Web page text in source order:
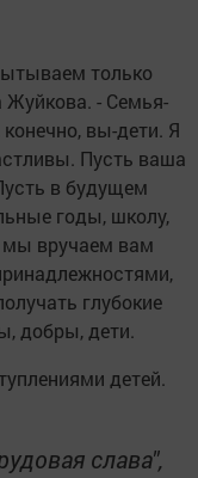
только
Жуйкова. - Семья-
вы-дети. Я
Пусть ваша
в будущем
годы, школу,
мы вручаем вам
глубокие
добры, дети.
детей.
слава",